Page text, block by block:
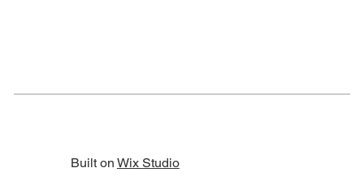
Built on Wix Studio